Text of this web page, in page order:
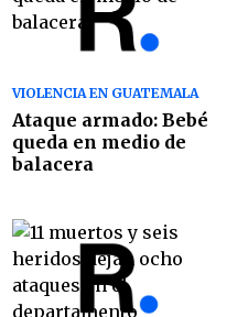
VIOLENCIA EN GUATEMALA
Ataque armado: Bebé
queda en medio de
balacera